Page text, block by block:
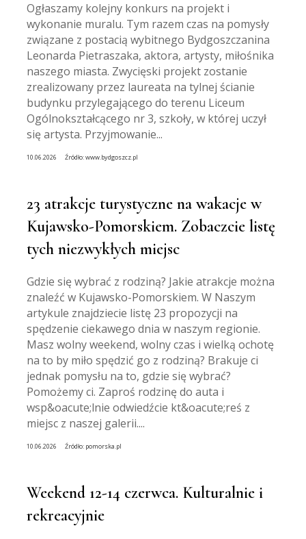
Ogłaszamy kolejny konkurs na projekt i
wykonanie muralu. Tym razem czas na pomysły
związane z postacią wybitnego Bydgoszczanina
Leonarda Pietraszaka, aktora, artysty, miłośnika
naszego miasta. Zwycięski projekt zostanie
zrealizowany przez laureata na tylnej ścianie
budynku przylegającego do terenu Liceum
Ogólnokształcącego nr 3, szkoły, w której uczył
się artysta. Przyjmowanie...
10.06.2026 Źródło:www.bydgoszcz.pl
23 atrakcje turystyczne na wakacje w
Kujawsko-Pomorskiem. Zobaczcie listę
tych niezwykłych miejsc
Gdzie się wybrać z rodziną? Jakie atrakcje można
znaleźć w Kujawsko-Pomorskiem. W Naszym
artykule znajdziecie listę 23 propozycji na
spędzenie ciekawego dnia w naszym regionie.
Masz wolny weekend, wolny czas i wielką ochotę
na to by miło spędzić go z rodziną? Brakuje ci
jednak pomysłu na to, gdzie się wybrać?
Pomożemy ci. Zaproś rodzinę do auta i
wsp&oacute;lnie odwiedźcie kt&oacute;reś z
miejsc z naszej galerii....
10.06.2026 Źródło: pomorska.pl
Weekend 12-14 czerwca. Kulturalnie i
rekreacyjnie